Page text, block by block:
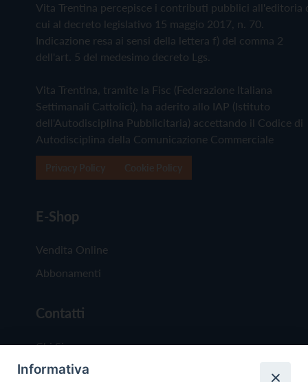
Vita Trentina percepisce i contributi pubblici all'editoria
cui al decreto legislativo 15 maggio 2017, n. 70.
Indicazione resa ai sensi della lettera f) del comma 2
dell'art. 5 del medesimo decreto Lgs.
Vita Trentina, tramite la Fisc (Federazione Italiana
Settimanali Cattolici), ha aderito allo IAP (Istituto
dell'Autodisciplina Pubblicitaria) accettando il Codice di
Autodisciplina della Comunicazione Commerciale
E-Shop
Vendita Online
Abbonamenti
Contatti
Chi Siamo
Redazione
Informativa